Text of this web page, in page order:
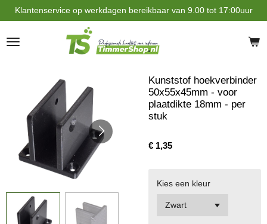
Ga
direct
naar
de
Klantenservice op werkdagen bereikbaar van 9.00 tot 17:00uur
Kunststof hoekverbinder
50x55x45mm - voor
plaatdikte 18mm - per
stuk
€ 1,35
Kies een kleur